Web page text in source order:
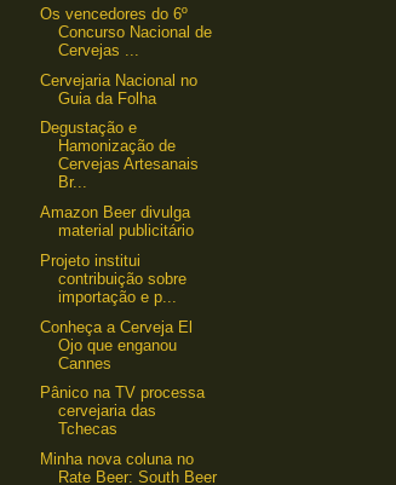
Os vencedores do 6º
Concurso Nacional de
Cervejas ...
Cervejaria Nacional no
Guia da Folha
Degustação e
Hamonização de
Cervejas Artesanais
Br...
Amazon Beer divulga
material publicitário
Projeto institui
contribuição sobre
importação e p...
Conheça a Cerveja El
Ojo que enganou
Cannes
Pânico na TV processa
cervejaria das
Tchecas
Minha nova coluna no
Rate Beer: South Beer